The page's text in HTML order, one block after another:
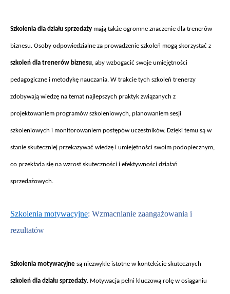
Szkolenia dla działu sprzedaży mają także ogromne znaczenie dla trenerów
biznesu. Osoby odpowiedzialne za prowadzenie szkoleń mogą skorzystać z
szkoleń dla trenerów biznesu, aby wzbogacić swoje umiejętności
pedagogiczne i metodykę nauczania. W trakcie tych szkoleń trenerzy
zdobywają wiedzę na temat najlepszych praktyk związanych z
projektowaniem programów szkoleniowych, planowaniem sesji
szkoleniowych i monitorowaniem postępów uczestników. Dzięki temu są w
stanie skuteczniej przekazywać wiedzę i umiejętności swoim podopiecznym,
co przekłada się na wzrost skuteczności i efektywności działań
sprzedażowych.
Szkolenia motywacyjne: Wzmacnianie zaangażowania i
rezultatów
Szkolenia motywacyjne są niezwykle istotne w kontekście skutecznych
szkoleń dla działu sprzedaży. Motywacja pełni kluczową rolę w osiąganiu